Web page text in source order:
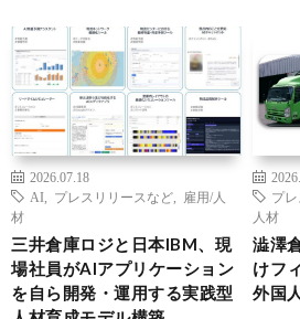
2026.07.18
AI
プレスリリースなど
雇用/人
材
三井倉庫ロジと日本IBM、現
場社員がAIアプリケーション
を自ら開発・運用する実践型
プ
人材
澁澤
けフ
外国